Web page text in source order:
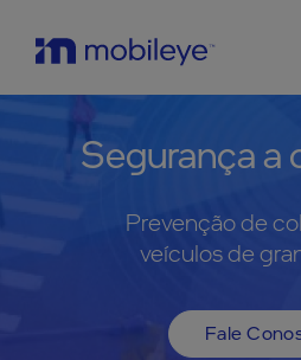
Segurança a
Prevenção de
veículos de
Fale